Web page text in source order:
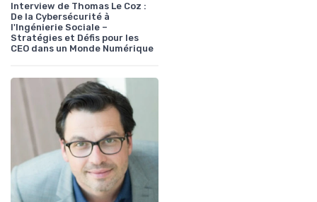
Interview de Thomas Le Coz :
De la Cybersécurité à
l'Ingénierie Sociale –
Stratégies et Défis pour les
CEO dans un Monde Numérique